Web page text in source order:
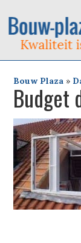
Bouw Plaza »
Budget